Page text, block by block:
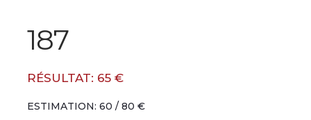
187
RÉSULTAT: 65 €
ESTIMATION: 60 / 80 €